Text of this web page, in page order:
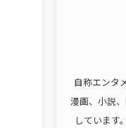
自称エンタ
漫画、小説
しています